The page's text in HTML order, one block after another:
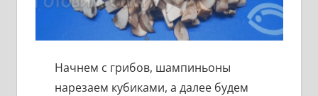
Начнем с грибов, шампиньоны
нарезаем кубиками, а далее будем